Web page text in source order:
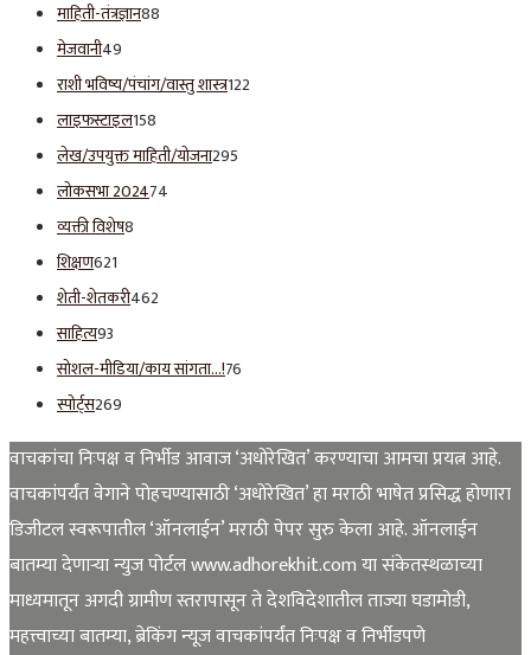
माहिती-तंत्रज्ञान88
मेजवानी49
राशी भविष्य/पंचांग/वास्तु शास्त्र122
लाइफस्टाइल158
लेख/उपयुक्त माहिती/योजना295
लोकसभा 202474
व्यक्ती विशेष8
शिक्षण621
शेती-शेतकरी462
साहित्य93
सोशल-मीडिया/काय सांगता…!76
स्पोर्ट्स269
वाचकांचा निःपक्ष व निर्भीड आवाज ‘अधोरेखित’ करण्याचा आमचा प्रयत्न आहे.
वाचकांपर्यंत वेगाने पोहचण्यासाठी ‘अधोरेखित’ हा मराठी भाषेत प्रसिद्ध होणारा
डिजीटल स्वरूपातील ‘ऑनलाईन’ मराठी पेपर सुरु केला आहे. ऑनलाईन
बातम्या देणाऱ्या न्युज पोर्टल www.adhorekhit.com या संकेतस्थळाच्या
माध्यमातून अगदी ग्रामीण स्तरापासून ते देशविदेशातील ताज्या घडामोडी,
महत्त्वाच्या बातम्या, ब्रेकिंग न्यूज वाचकांपर्यंत निःपक्ष व निर्भीडपणे